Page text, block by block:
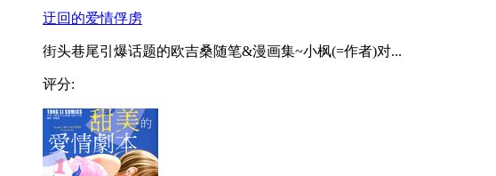
迂回的爱情俘虏
街头巷尾引爆话题的欧吉桑随笔&漫画集~小枫(=作者)对...
评分: